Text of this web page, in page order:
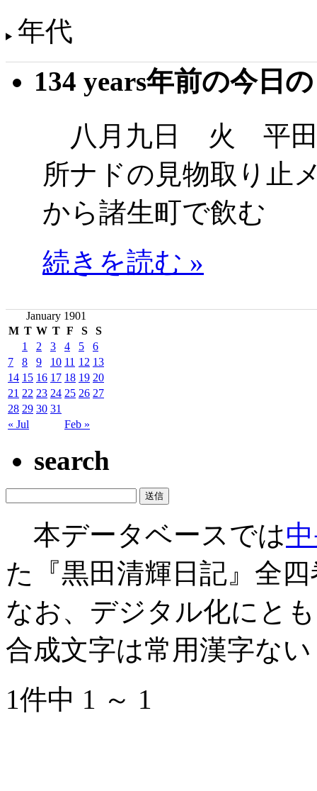
年代
134 years年前の今日
八月九日 火 平田
所ナドの見物取り止
から諸生町で飲む
続きを読む »
January 1901
M T W T F S S
« Jul Feb »
1 2 3 4 5
6
7
8 9 10 11 12 13
14 15 16 17 18 19 20
21 22 23 24 25 26 27
28 29 30 31
search
本データベースでは
た『黒田清輝日記』全
なお、デジタル化にと
合成文字は常用漢字な
1件中 1 ～ 1